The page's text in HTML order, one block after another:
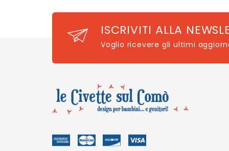
ISCRIVITI ALLA
Voglio ricevere gli ultimi